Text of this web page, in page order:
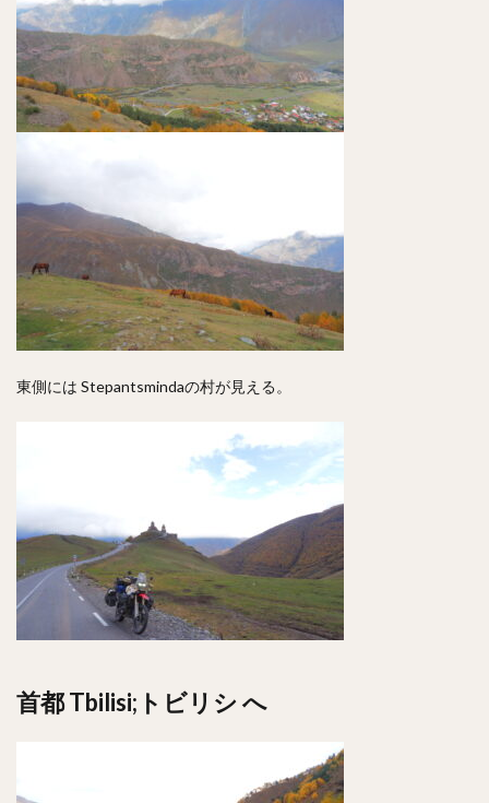
東側には Stepantsmindaの村が見える。
首都 Tbilisi;トビリシ へ